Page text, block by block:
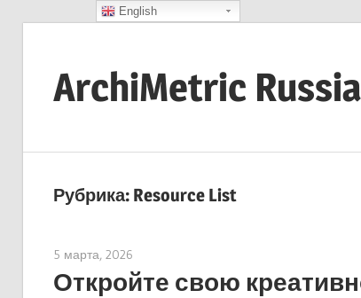
contentArchiMetric
Dev
Scrum,
and
More
Рубрика: Resource List
5 марта, 2026
Откройте свою
English